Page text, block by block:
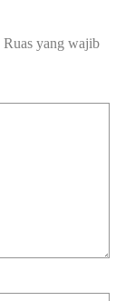
Ruas yang wajib